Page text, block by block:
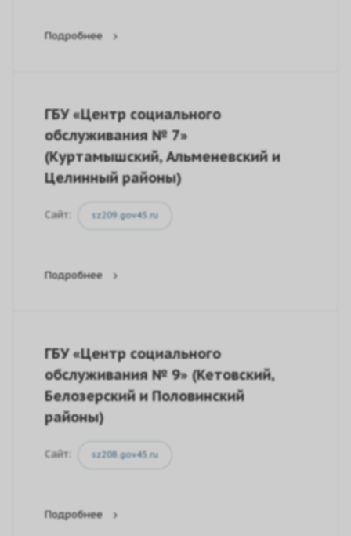
Подробнее
ГБУ «Центр социального
обслуживания № 7»
(Куртамышский, Альменевский и
Целинный районы)
Сайт: sz209.gov45.ru
Подробнее
ГБУ «Центр социального
обслуживания № 9» (Кетовский,
Белозерский и Половинский
районы)
Сайт: sz208.gov45.ru
Подробнее